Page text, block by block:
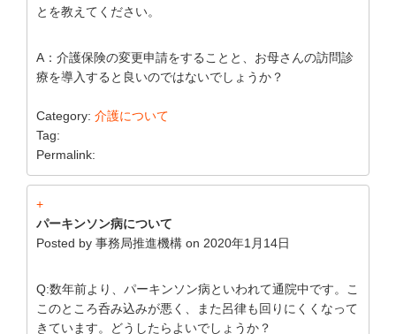
とを教えてください。
A：介護保険の変更申請をすることと、お母さんの訪問診
療を導入すると良いのではないでしょうか？
Category: 介護について
Tag:
Permalink:
+
パーキンソン病について
Posted by 事務局推進機構 on 2020年1月14日
Q:数年前より、パーキンソン病といわれて通院中です。こ
このところ呑み込みが悪く、また呂律も回りにくくなって
きています。どうしたらよいでしょうか？